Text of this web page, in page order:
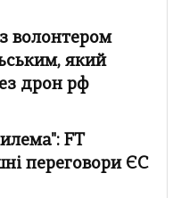
волонтером
який
дрон рф
FT
переговори ЄС